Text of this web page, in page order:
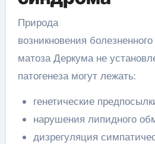
Природа
возникновения
матоза Деркума не
патогенеза могут лежать:
генетические
нарушения липидного
дизрегуляция